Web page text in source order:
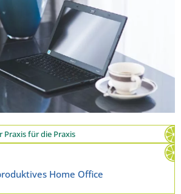
Praxis für die Praxis
Home Office